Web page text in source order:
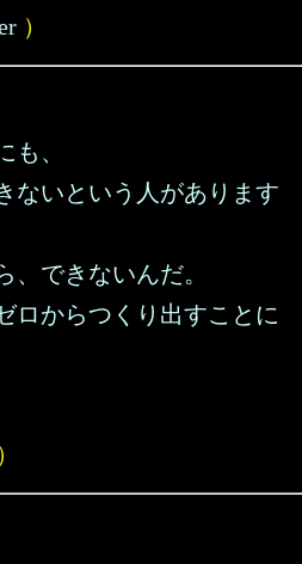
）
も、
ないという人があります
、できないんだ。
ロからつくり出すことに
）